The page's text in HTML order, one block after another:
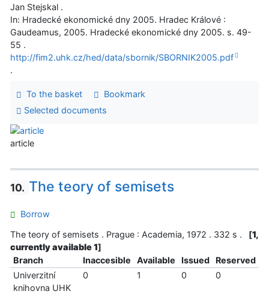
Jan Stejskal .
In: Hradecké ekonomické dny 2005. Hradec Králové :
Gaudeamus, 2005. Hradecké ekonomické dny 2005. s. 49-
55 .
http://fim2.uhk.cz/hed/data/sbornik/SBORNIK2005.pdf
.
To the basket
Bookmark
Selected documents
article
10. The teory of semisets
Borrow
The teory of semisets . Prague : Academia, 1972 . 332 s .
[1,
currently available 1]
Branch
Inaccesible Available Issued
Reserved
Univerzitní
knihovna UHK
0 1 0 0